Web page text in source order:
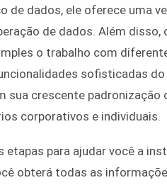
de dados, ele oferece uma
de dados. Além
o trabalho com
sofisticadas
sua crescente padronização
corporativos e individuais.
etapas para ajudar você a
obterá todas as